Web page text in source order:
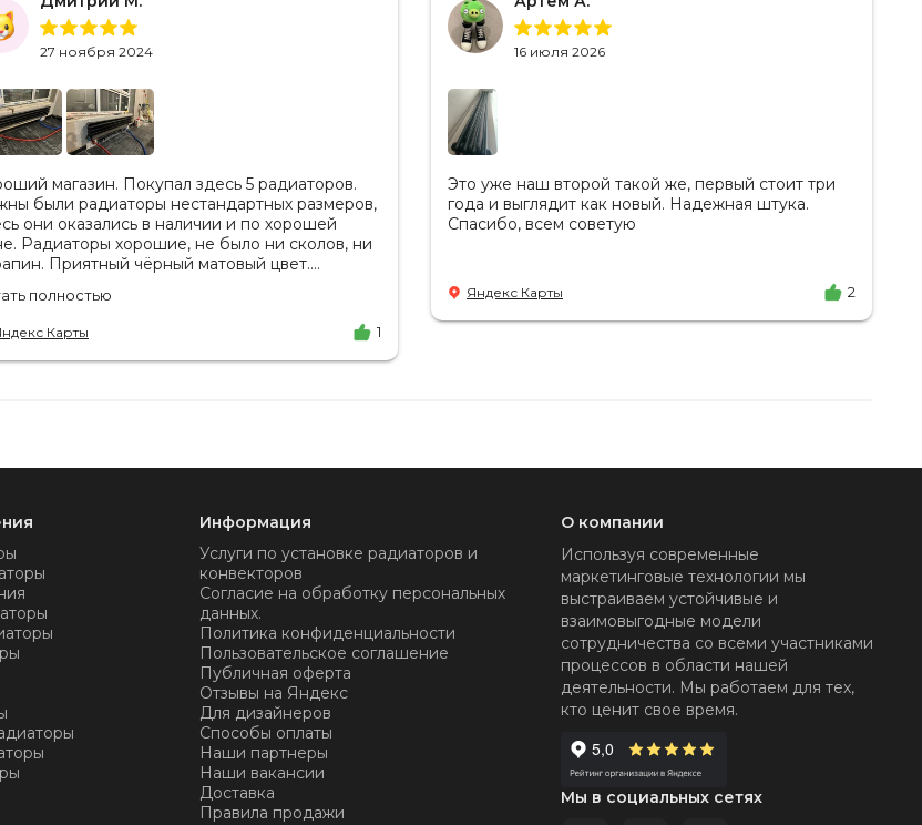
27 ноября 2024
магазин. Покупал здесь 5 радиаторов.
были радиаторы нестандартных размеров,
они оказались в наличии и по хорошей
Радиаторы хорошие, не было ни сколов, ни
Приятный чёрный матовый цвет.
Так же отмечу, что хорошая
в срок, учли высоту паркинга, проблем
полностью
Карты 1
16 июля 2026
Это уже наш второй такой же, первый стоит три
года и выглядит как новый. Надежная штука.
Спасибо, всем советую
Яндекс Карты 2
Информация
Услуги по установке радиаторов и
конвекторов
Согласие на обработку персональных
данных.
Политика конфиденциальности
Пользовательское соглашение
Публичная оферта
Отзывы на Яндекс
Для дизайнеров
Способы оплаты
Наши партнеры
Наши вакансии
Доставка
Правила продажи
О компании
Используя современные
маркетинговые технологии мы
выстраиваем устойчивые и
взаимовыгодные модели
сотрудничества со всеми участниками
процессов в области нашей
деятельности. Мы работаем для тех,
кто ценит свое время.
Мы в социальных сетях